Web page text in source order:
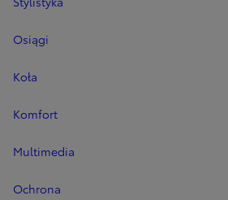
Osiągi
Koła
Komfort
Multimedia
Ochrona